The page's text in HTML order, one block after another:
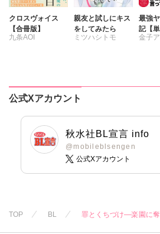
クロスヴォイス
【合冊版】
九条AOI
親友と試しにキス
をしてみたら
ミツハシトモ
最強
記【単
金子
公式Xアカウント
秋水社BL宣言 info
@mobileblsengen
公式Xアカウント
TOP BL 罪とくちづけ―楽園に